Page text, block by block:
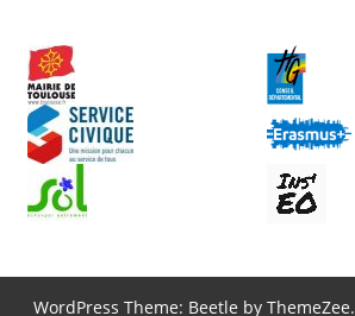
WordPress Theme: Beetle by ThemeZee.